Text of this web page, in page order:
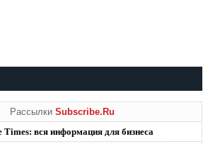
Рассылки Subscribe.Ru
Times: вся информация для бизнеса